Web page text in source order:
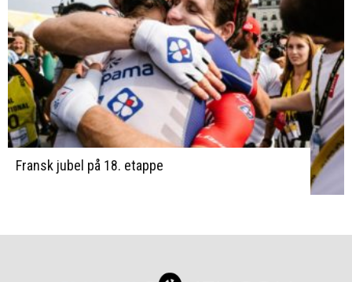
Fransk jubel på 18. etappe